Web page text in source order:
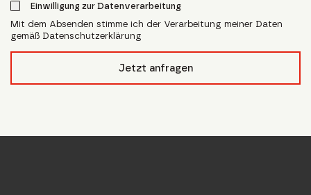
Einwilligung zur Datenverarbeitung
Mit dem Absenden stimme ich der Verarbeitung meiner Daten
gemäß Datenschutzerklärung
Jetzt anfragen